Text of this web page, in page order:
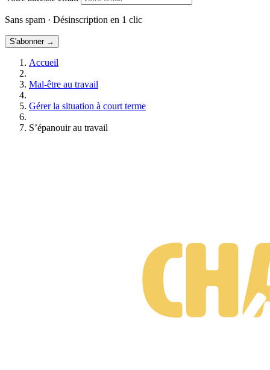
Sans spam · Désinscription en 1 clic
S'abonner →
Accueil
Mal-être au travail
Gérer la situation à court terme
S’épanouir au travail